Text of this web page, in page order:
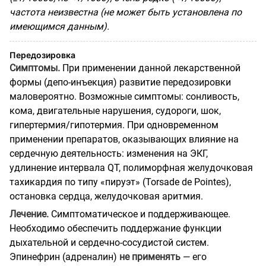
частота неизвестна (не может быть установлена по
имеющимся данным).
Передозировка
Симптомы. При применении данной лекарственной
формы (депо-инъекция) развитие передозировки
маловероятно. Возможные симптомы: сонливость,
кома, двигательные нарушения, судороги, шок,
гипертермия/гипотермия. При одновременном
применении препаратов, оказывающих влияние на
сердечную деятельность: изменения на ЭКГ,
удлинение интервала QT, полиморфная желудочковая
тахикардия по типу «пируэт» (Torsade de Pointes),
остановка сердца, желудочковая аритмия.
Лечение. Симптоматическое и поддерживающее.
Необходимо обеспечить поддержание функции
дыхательной и сердечно-сосудистой систем.
Эпинефрин (адреналин) не применять — его